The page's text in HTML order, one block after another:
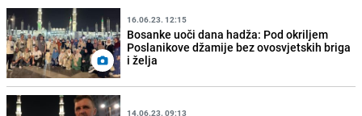
16.06.23. 12:15
Bosanke uoči dana hadža: Pod okriljem
Poslanikove džamije bez ovosvjetskih briga
i želja
14.06.23. 09:13